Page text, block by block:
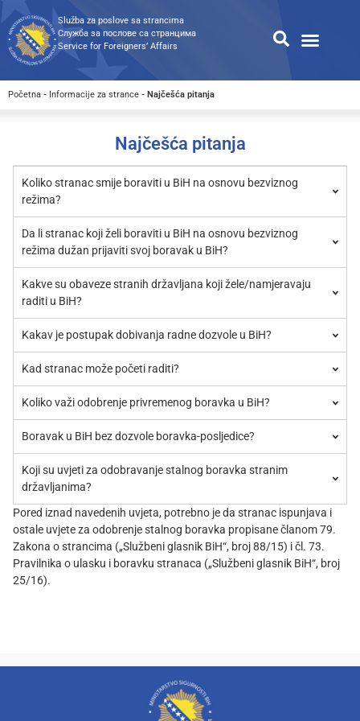
Služba za poslove sa strancima
Служба за послове са странцима
Service for Foreigners’ Affairs
Početna - Informacije za strance - Najčešća pitanja
Najčešća pitanja
Koliko stranac smije boraviti u BiH na osnovu bezviznog
režima?
Da li stranac koji želi boraviti u BiH na osnovu bezviznog
režima dužan prijaviti svoj boravak u BiH?
Kakve su obaveze stranih državljana koji žele/namjeravaju
raditi u BiH?
Kakav je postupak dobivanja radne dozvole u BiH?
Kad stranac može početi raditi?
Koliko važi odobrenje privremenog boravka u BiH?
Boravak u BiH bez dozvole boravka-posljedice?
Koji su uvjeti za odobravanje stalnog boravka stranim
državljanima?
Pored iznad navedenih uvjeta, potrebno je da stranac ispunjava i
ostale uvjete za odobrenje stalnog boravka propisane članom 79.
Zakona o strancima („Službeni glasnik BiH“, broj 88/15) i čl. 73.
Pravilnika o ulasku i boravku stranaca („Službeni glasnik BiH“, broj
25/16).